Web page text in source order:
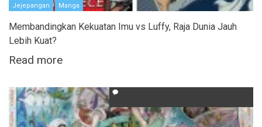
Jejepangan Manga
Membandingkan Kekuatan Imu vs Luffy, Raja Dunia Jauh
Lebih Kuat?
Read more